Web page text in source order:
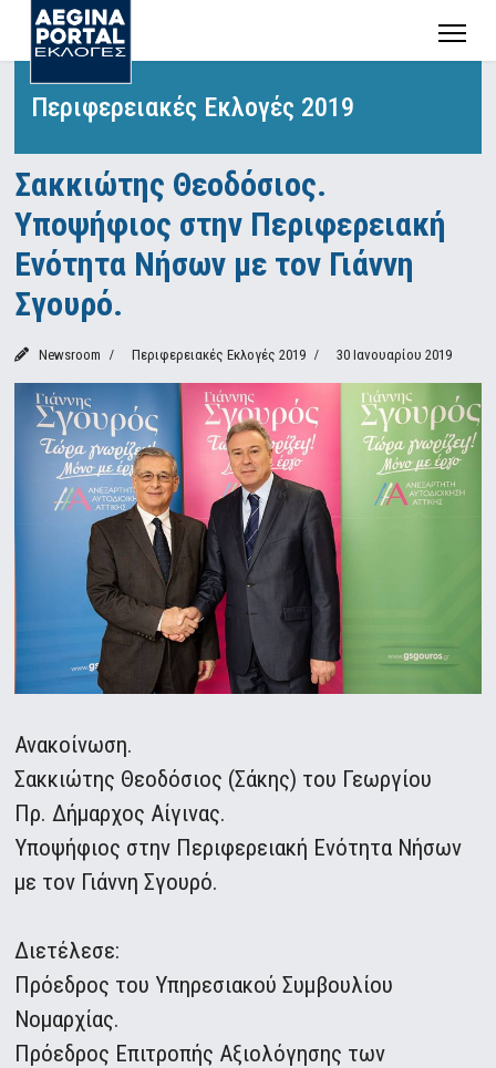
Περιφερειακές Εκλογές 2019
Σακκιώτης Θεοδόσιος.
Υποψήφιος στην Περιφερειακή
Ενότητα Νήσων με τον Γιάννη
Σγουρό.
Newsroom Περιφερειακές Εκλογές 2019 30 Ιανουαρίου 2019
Ανακοίνωση.
Σακκιώτης Θεοδόσιος (Σάκης) του Γεωργίου
Πρ. Δήμαρχος Αίγινας.
Υποψήφιος στην Περιφερειακή Ενότητα Νήσων
με τον Γιάννη Σγουρό.
Διετέλεσε:
Πρόεδρος του Υπηρεσιακού Συμβουλίου
Νομαρχίας.
Πρόεδρος Επιτροπής Αξιολόγησης των